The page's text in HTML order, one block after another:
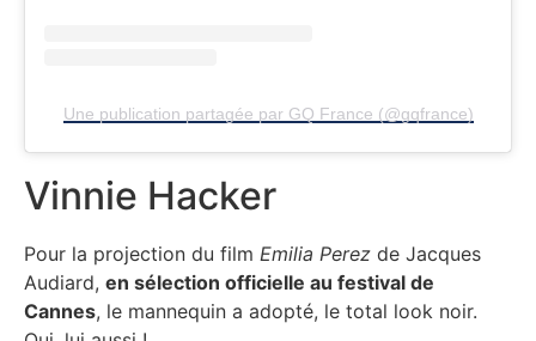
Une publication partagée par GQ France (@gqfrance)
Vinnie Hacker
Pour la projection du film Emilia Perez de Jacques
Audiard, en sélection officielle au festival de
Cannes, le mannequin a adopté, le total look noir.